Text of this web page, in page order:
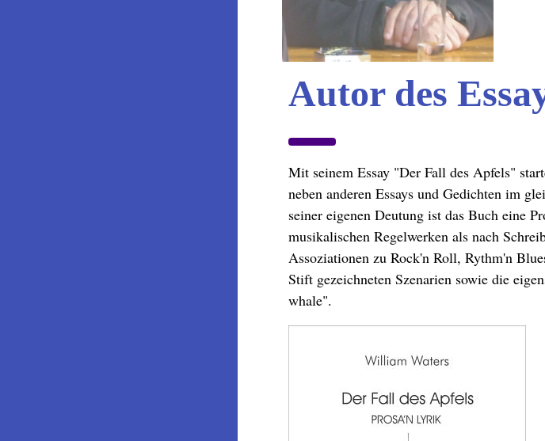
Autor des
Mit seinem Essay "Der Fall des Apfels"
neben anderen Essays und Gedichten im
seiner eigenen Deutung ist das Buch eine
musikalischen Regelwerken als nach
Assoziationen zu Rock'n Roll, Rythm'n
Stift gezeichneten Szenarien sowie die
whale".